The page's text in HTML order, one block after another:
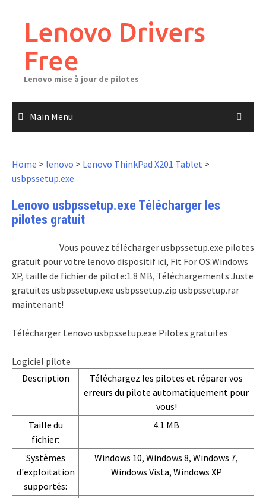
contentLenovo Drivers
Free
Lenovo mise à jour de pilotes
Main Menu
Home > lenovo > Lenovo ThinkPad X201 Tablet >
usbpssetup.exe
Lenovo usbpssetup.exe Télécharger les
pilotes gratuit
Vous pouvez télécharger usbpssetup.exe pilotes
gratuit pour votre lenovo dispositif ici, Fit For OS:Windows
XP, taille de fichier de pilote:1.8 MB, Téléchargements Juste
gratuites usbpssetup.exe usbpssetup.zip usbpssetup.rar
maintenant!
Télécharger Lenovo usbpssetup.exe Pilotes gratuites
Logiciel pilote
Description
Téléchargez les pilotes et réparer vos
erreurs du pilote automatiquement pour
vous!
Taille du
fichier:
4.1 MB
Systèmes
d'exploitation
supportés:
Windows 10, Windows 8, Windows 7,
Windows Vista, Windows XP